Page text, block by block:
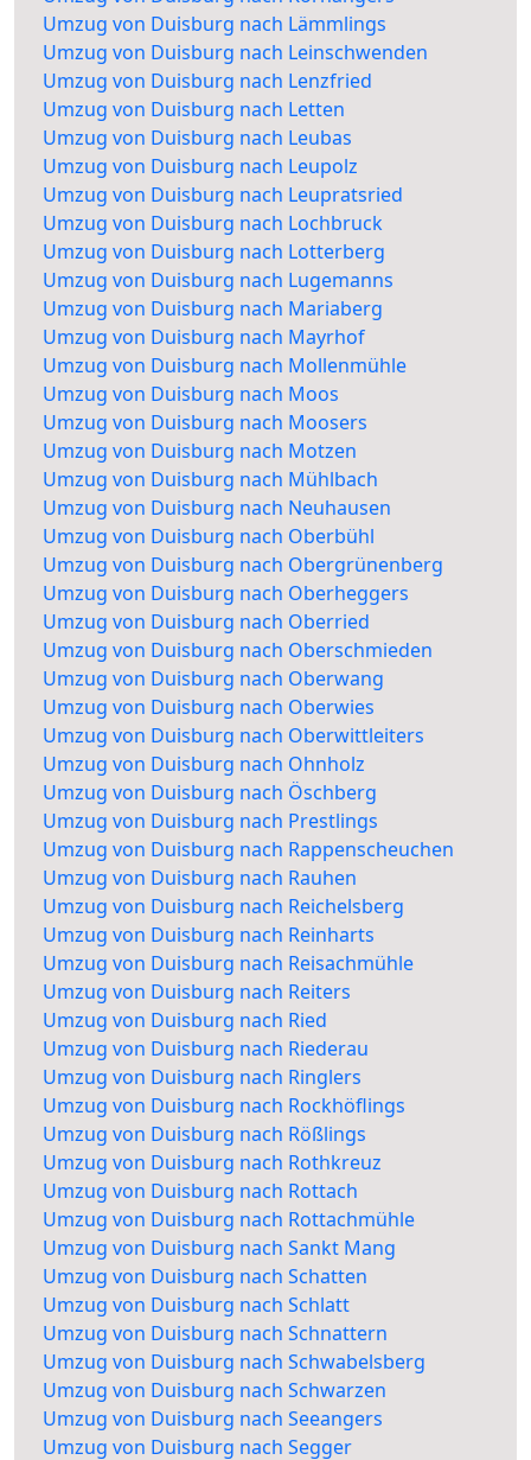
Umzug von Duisburg nach Lämmlings
Umzug von Duisburg nach Leinschwenden
Umzug von Duisburg nach Lenzfried
Umzug von Duisburg nach Letten
Umzug von Duisburg nach Leubas
Umzug von Duisburg nach Leupolz
Umzug von Duisburg nach Leupratsried
Umzug von Duisburg nach Lochbruck
Umzug von Duisburg nach Lotterberg
Umzug von Duisburg nach Lugemanns
Umzug von Duisburg nach Mariaberg
Umzug von Duisburg nach Mayrhof
Umzug von Duisburg nach Mollenmühle
Umzug von Duisburg nach Moos
Umzug von Duisburg nach Moosers
Umzug von Duisburg nach Motzen
Umzug von Duisburg nach Mühlbach
Umzug von Duisburg nach Neuhausen
Umzug von Duisburg nach Oberbühl
Umzug von Duisburg nach Obergrünenberg
Umzug von Duisburg nach Oberheggers
Umzug von Duisburg nach Oberried
Umzug von Duisburg nach Oberschmieden
Umzug von Duisburg nach Oberwang
Umzug von Duisburg nach Oberwies
Umzug von Duisburg nach Oberwittleiters
Umzug von Duisburg nach Ohnholz
Umzug von Duisburg nach Öschberg
Umzug von Duisburg nach Prestlings
Umzug von Duisburg nach Rappenscheuchen
Umzug von Duisburg nach Rauhen
Umzug von Duisburg nach Reichelsberg
Umzug von Duisburg nach Reinharts
Umzug von Duisburg nach Reisachmühle
Umzug von Duisburg nach Reiters
Umzug von Duisburg nach Ried
Umzug von Duisburg nach Riederau
Umzug von Duisburg nach Ringlers
Umzug von Duisburg nach Rockhöflings
Umzug von Duisburg nach Rößlings
Umzug von Duisburg nach Rothkreuz
Umzug von Duisburg nach Rottach
Umzug von Duisburg nach Rottachmühle
Umzug von Duisburg nach Sankt Mang
Umzug von Duisburg nach Schatten
Umzug von Duisburg nach Schlatt
Umzug von Duisburg nach Schnattern
Umzug von Duisburg nach Schwabelsberg
Umzug von Duisburg nach Schwarzen
Umzug von Duisburg nach Seeangers
Umzug von Duisburg nach Segger